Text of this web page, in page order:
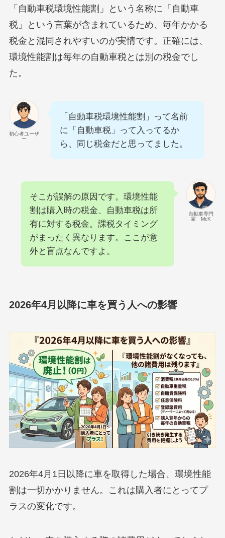
「自動車税環境性能割」という名称に「自動車
税」という言葉が含まれているため、毎年かかる
税金と混同されやすいのが実情です。正確には、
環境性能割は毎年の自動車税とは別の税金でし
た。
初心者ユーザ
ー
「自動車税環境性能割」って名前
に「自動車税」って入ってるか
ら、同じ税金だと思ってました。
自動車専門
家 Mr.K
そこが誤解の原因です。環境性能
割は購入時の税金、自動車税は所
有に対する税金。課税タイミング
がまったく異なります。ここが意
外と盲点なんですよ。
2026年4月以降に車を買う人への影響
2026年4月1日以降に車を取得した場合、環境性能
割は一切かかりません。これは購入者にとってプ
ラスの変化です。